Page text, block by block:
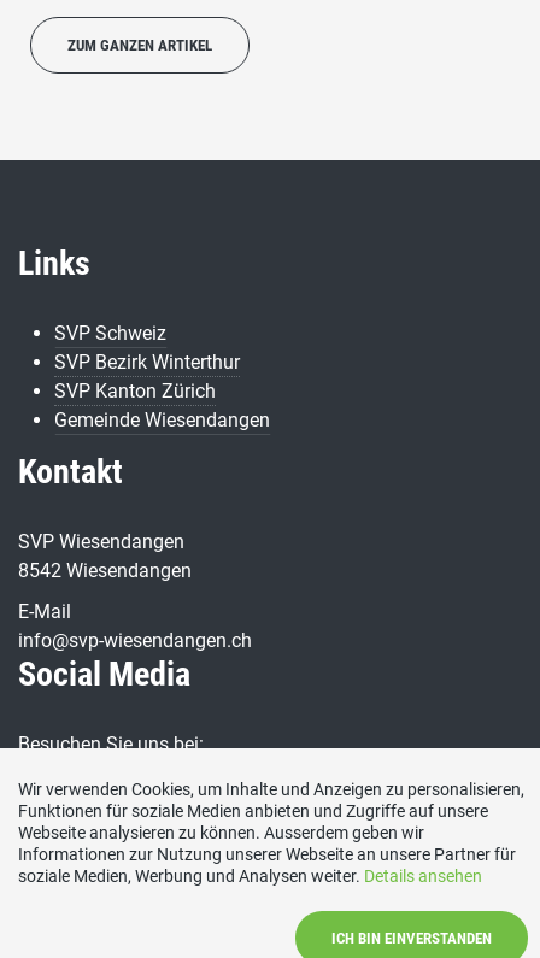
ZUM GANZEN ARTIKEL
Links
SVP Schweiz
SVP Bezirk Winterthur
SVP Kanton Zürich
Gemeinde Wiesendangen
Kontakt
SVP Wiesendangen
8542 Wiesendangen
E-Mail
info@svp-wiesendangen.ch
Social Media
Besuchen Sie uns bei:
Datenschutzerklärung
Wir verwenden Cookies, um Inhalte und Anzeigen zu personalisieren,
Funktionen für soziale Medien anbieten und Zugriffe auf unsere
Webseite analysieren zu können. Ausserdem geben wir
Informationen zur Nutzung unserer Webseite an unsere Partner für
soziale Medien, Werbung und Analysen weiter. Details ansehen
ICH BIN EINVERSTANDEN